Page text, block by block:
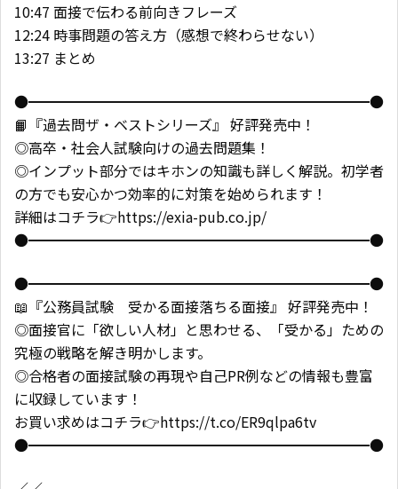
10:47 面接で伝わる前向きフレーズ
12:24 時事問題の答え方（感想で終わらせない）
13:27 まとめ
●━━━━━━━━━━━━━━━━━━━━━━━━●
📙『過去問ザ・ベストシリーズ』 好評発売中！
◎高卒・社会人試験向けの過去問題集！
◎インプット部分ではキホンの知識も詳しく解説。初学者
の方でも安心かつ効率的に対策を始められます！
詳細はコチラ👉https://exia-pub.co.jp/
●━━━━━━━━━━━━━━━━━━━━━━━━●
●━━━━━━━━━━━━━━━━━━━━━━━━●
📖『公務員試験 受かる面接落ちる面接』 好評発売中！
◎面接官に「欲しい人材」と思わせる、「受かる」ための
究極の戦略を解き明かします。
◎合格者の面接試験の再現や自己PR例などの情報も豊富
に収録しています！
お買い求めはコチラ👉https://t.co/ER9qlpa6tv
●━━━━━━━━━━━━━━━━━━━━━━━━●